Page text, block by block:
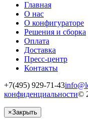
Главная
О нас
О конфигураторе
Решения и сборка
Оплата
Доставка
Пресс-центр
Контакты
+7(495) 929-71-43
конфиденциальности©
×Закрыть